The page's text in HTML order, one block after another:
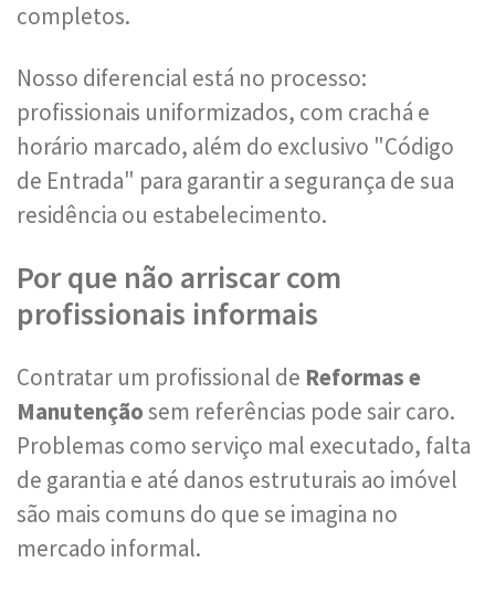
completos.
Nosso diferencial está no processo:
profissionais uniformizados, com crachá e
horário marcado, além do exclusivo "Código
de Entrada" para garantir a segurança de sua
residência ou estabelecimento.
Por que não arriscar com
profissionais informais
Contratar um profissional de Reformas e
Manutençãosem referências pode sair caro.
Problemas como serviço mal executado, falta
de garantia e até danos estruturais ao imóvel
são mais comuns do que se imagina no
mercado informal.